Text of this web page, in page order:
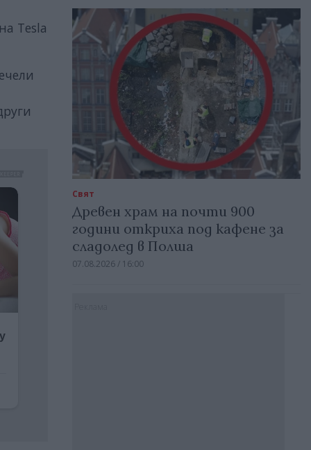
Tesla
Свят
Древен храм на почти 900
години откриха под кафене за
сладолед в Полша
07.08.2026 / 16:00